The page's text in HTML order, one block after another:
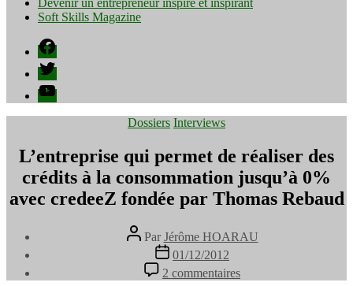
Devenir un entrepreneur inspiré et inspirant
Soft Skills Magazine
Facebook
Twitter
YouTube
Catégories
Dossiers Interviews
L’entreprise qui permet de réaliser des
crédits à la consommation jusqu’à 0%
avec credeeZ fondée par Thomas Rebaud
Auteur
de
l’article
Par Jérôme HOARAU
Date
de
l’article
01/12/2012
2 commentaires
L’entreprise